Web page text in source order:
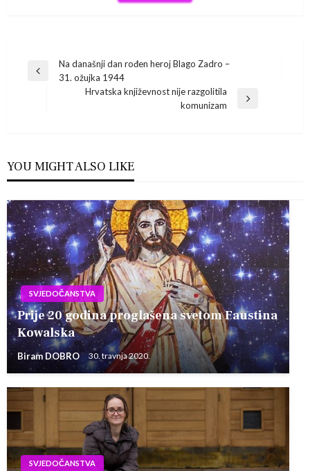
Navigacija
objava
Previous
Na današnji dan rođen heroj Blago Zadro –
31. ožujka 1944
Hrvatska književnost nije razgolitila
komunizam
YOU MIGHT ALSO LIKE
SVJEDOČANSTVA
Prije 20 godina proglašena svetom Faustina
Kowalska
Biram DOBRO 30. travnja 2020.
SVJEDOČANSTVA